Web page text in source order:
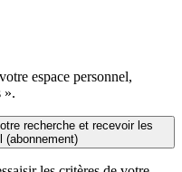
espace personnel,
».
recherche et recevoir les
(abonnement)